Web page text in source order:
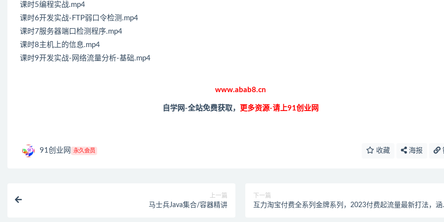
课时5编程实战.mp4
课时6开发实战-FTP弱口令检测.mp4
课时7服务器端口检测程序.mp4
课时8主机上的信息.mp4
课时9开发实战-网络流量分析-基础.mp4
www.abab8.cn
自学网-全站免费获取， 更多资源-请上91创业网
91创业网 永久会员 收藏 海报
上一篇
马士兵Java集合/容器精讲
下一篇
互力淘宝付费全系列金牌系列，2023付费起流量最新打法，涵